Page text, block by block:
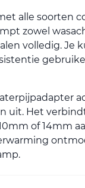
alle soorten
zowel
volledig. Je
uit. Het
of 14mm